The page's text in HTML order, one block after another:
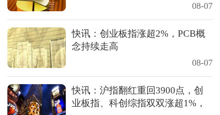
08-07
快讯：创业板指涨超2%，PCB概
念持续走高
08-07
快讯：沪指翻红重回3900点，创
业板指、科创综指双双涨超1%，